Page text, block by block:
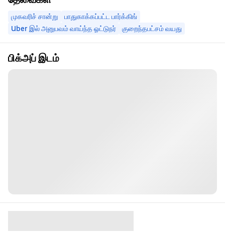
முகவரிச் சான்று
பாதுகாக்கப்பட்ட பார்க்கிங்
Uber இல் அனுபவம் வாய்ந்த ஓட்டுநர்
குறைந்தபட்சம் வயது
பிக்அப் இடம்